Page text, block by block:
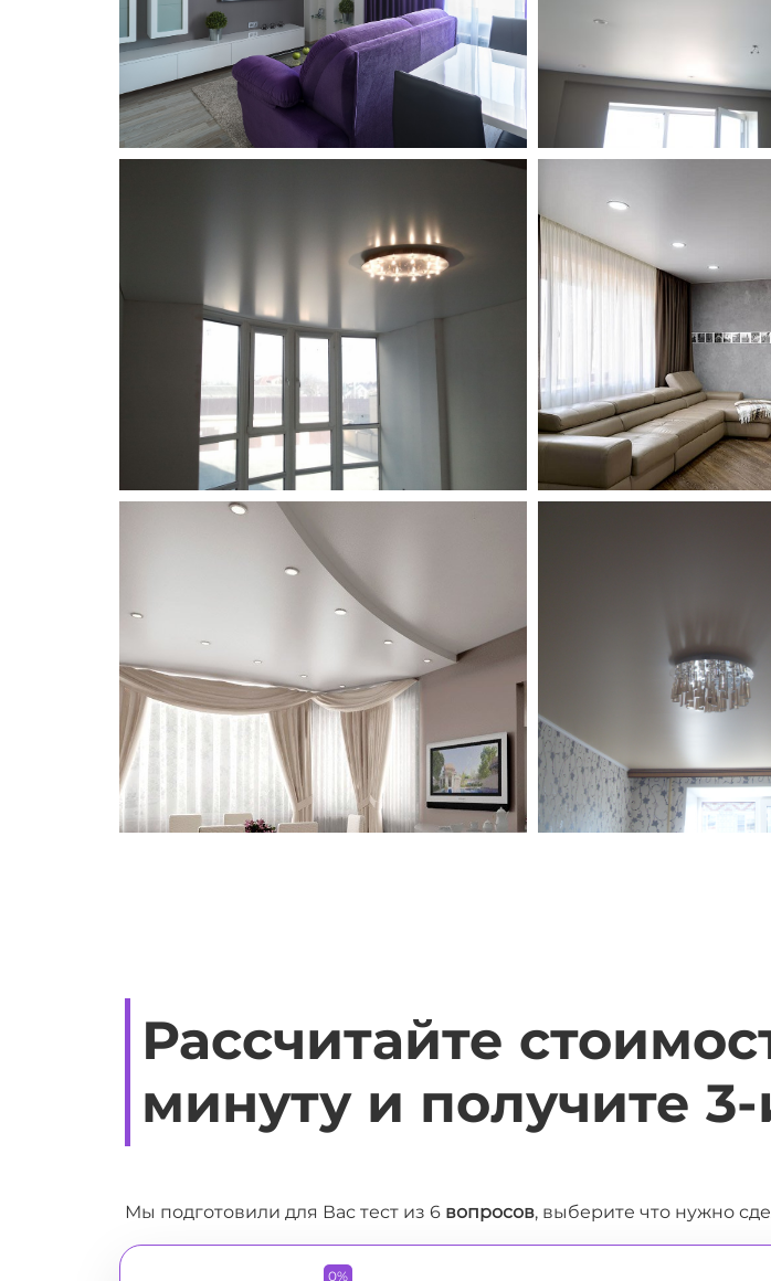
Рассчитайте
минуту и получите
Мы подготовили для Вас тест из 6 вопросов, выберите что нужно
0%